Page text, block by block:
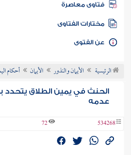
عرض موضوعي
فتاوى معاصرة
مختارات الفتاوى
الفتوى
الرئيسية الأيمان والنذور الأيمان أحكام
الحنث في يمين الطلاق
عدمه
534268
72